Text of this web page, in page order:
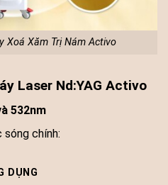
Xoá Xăm Trị Nám Activo
Laser Nd:YAG Activo
532nm
chính:
DỤNG